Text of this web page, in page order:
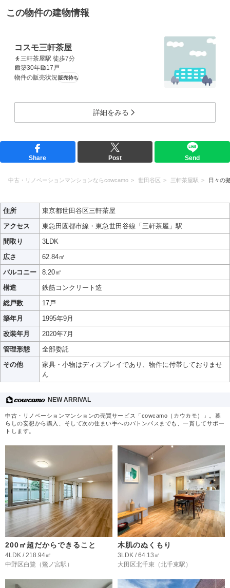
この物件の建物情報
コスモ三軒茶屋
三軒茶屋駅 徒歩7分
築30年
17戸
物件の販売状況販売待ち
詳細をみる
Share Post Send
中古・リノベーションマンションならcowcamo 世田谷区 三軒茶屋駅 日々の
住所
東京都世田谷区三軒茶屋
アクセス
東急田園都市線・東急世田谷線「三軒茶屋」駅
間取り
3LDK
広さ
62.84㎡
バルコニー
8.20㎡
構造
鉄筋コンクリート造
総戸数
17戸
築年月
1995年9月
改装年月
2020年7月
管理形態
全部委託
その他
家具・小物はディスプレイであり、物件に付帯しておりませ
ん
NEW ARRIVAL
中古・リノベーションマンションの売買サービス「cowcamo（カウカモ）」。暮
らしの妄想から購入、そして次の住まい手へのバトンパスまでも、一貫してサポー
トします。
200㎡超だからできること
4LDK / 218.94㎡
中野区白鷺 （鷺ノ宮駅）
木肌のぬくもり
3LDK / 64.13㎡
大田区北千束 （北千束駅）